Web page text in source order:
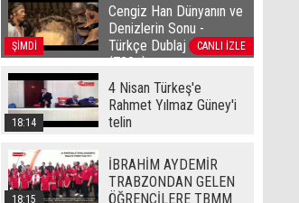
ŞİMDİ CANLI İZLE
Cengiz Han Dünyanın ve
Denizlerin Sonu -
Türkçe Dublaj film izle
(720p)
18:14
4 Nisan Türkeş'e
Rahmet Yılmaz Güney'i
telin
18:15
İBRAHİM AYDEMİR
TRABZONDAN GELEN
ÖĞRENCİLERE TBMM